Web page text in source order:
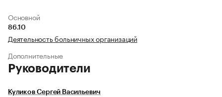
Основной
86.10
Деятельность больничных организаций
Дополнительные
Руководители
Куликов Сергей Васильевич